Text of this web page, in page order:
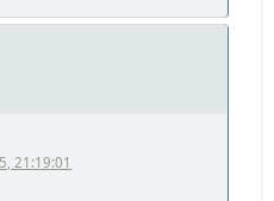
21:19:01